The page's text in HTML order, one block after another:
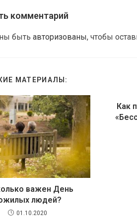
комментарий
быть авторизованы, чтобы
МАТЕРИАЛЫ:
важен День
людей?
01.10.2020
Как